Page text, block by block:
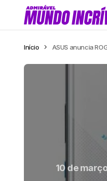
Início ASUS anuncia
10 de